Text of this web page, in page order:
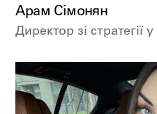
Арам Сімонян
Директор зі стратегії у